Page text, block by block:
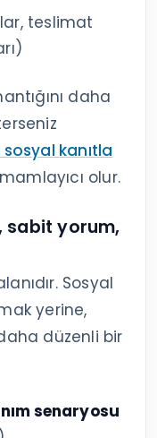
teslimat
daha
kanıtla
olur.
sabit yorum,
Sosyal
yerine,
düzenli bir
senaryosu